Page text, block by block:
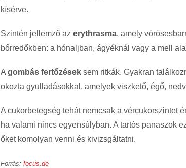
kísérve.
Szintén jellemző az erythrasma, amely
bőrredőkben: a hónaljban, ágyéknál vagy a mell
A gombás fertőzések sem ritkák. Gyakran
okozta gyulladásokkal, amelyek viszkető, égő,
A cukorbetegség tehát nemcsak a vércukorszintet
ha valami nincs egyensúlyban. A tartós panaszok
őket komolyan venni és kivizsgáltatni.
Forrás: focus.de